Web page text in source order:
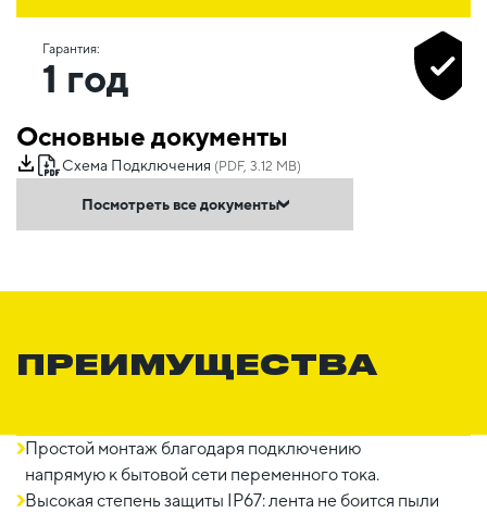
Гарантия:
1 год
Основные документы
Схема Подключения (PDF, 3.12 MB)
Посмотреть все документы
ПРЕИМУЩЕСТВА
Простой монтаж благодаря подключению
напрямую к бытовой сети переменного тока.
Высокая степень защиты IP67: лента не боится пыли